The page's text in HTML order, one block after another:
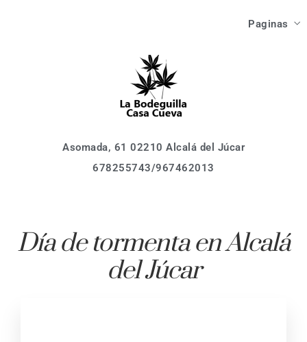
Paginas
Asomada, 61 02210 Alcalá del Júcar
678255743/967462013
Las
678255743/967462013
Día de tormenta en Alcalá
del Júcar